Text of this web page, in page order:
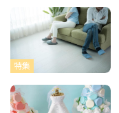
特集